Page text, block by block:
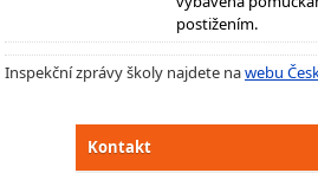
postižením.
Inspekční zprávy školy najdete nawebu
Kontakt